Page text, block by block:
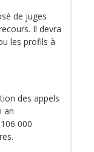
de juges
Il devra
les profils à
des appels
an
000